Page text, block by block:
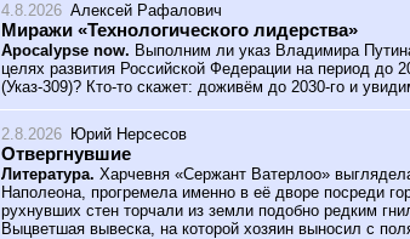
4.8.2026 Алексей Рафалович
Миражи «Технологического лидерства»
Apocalypse now. Выполним ли указ Владимира
целях развития Российской Федерации на период до
(Указ-309)? Кто-то скажет: доживём до 2030-го и
2.8.2026 Юрий Нерсесов
Отвергнувшие
Литература. Харчевня «Сержант Ватерлоо»
Наполеона, прогремела именно в её дворе посреди
рухнувших стен торчали из земли подобно редким
Выцветшая вывеска, на которой хозяин выносил с